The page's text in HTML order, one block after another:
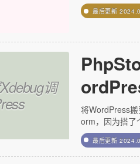
最后更新
调
将WordPress
orm，因为搭了
最后更新